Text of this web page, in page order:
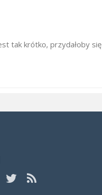
tak krótko, przydałoby